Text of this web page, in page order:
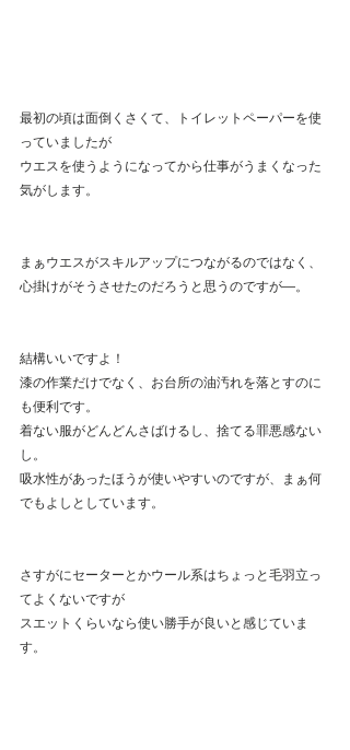
最初の頃は面倒くさくて、トイレットペーパーを使
っていましたが
ウエスを使うようになってから仕事がうまくなった
気がします。
まぁウエスがスキルアップにつながるのではなく、
心掛けがそうさせたのだろうと思うのですが―。
結構いいですよ！
漆の作業だけでなく、お台所の油汚れを落とすのに
も便利です。
着ない服がどんどんさばけるし、捨てる罪悪感ない
し。
吸水性があったほうが使いやすいのですが、まぁ何
でもよしとしています。
さすがにセーターとかウール系はちょっと毛羽立っ
てよくないですが
スエットくらいなら使い勝手が良いと感じていま
す。